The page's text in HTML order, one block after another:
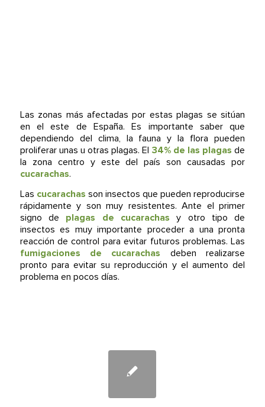
Las zonas más afectadas por estas plagas se sitúan
en el este de España. Es importante saber que
dependiendo del clima, la fauna y la flora pueden
proliferar unas u otras plagas. El 34% de las plagas de
la zona centro y este del país son causadas por
cucarachas.
Las cucarachas son insectos que pueden reproducirse
rápidamente y son muy resistentes. Ante el primer
signo de plagas de cucarachas y otro tipo de
insectos es muy importante proceder a una pronta
reacción de control para evitar futuros problemas. Las
fumigaciones de cucarachas deben realizarse
pronto para evitar su reproducción y el aumento del
problema en pocos días.